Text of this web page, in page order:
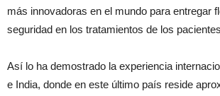
más innovadoras en el mundo para entregar
seguridad en los tratamientos de los
Así lo ha demostrado la experiencia
e India, donde en este último país reside